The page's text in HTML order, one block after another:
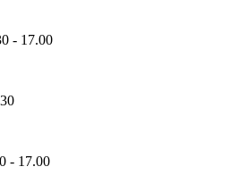
- 17.00
- 17.00